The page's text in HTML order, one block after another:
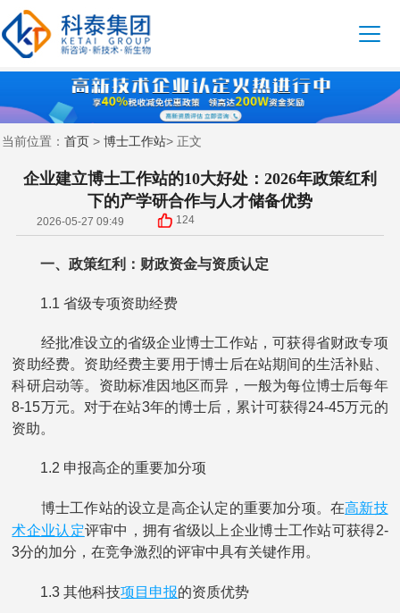
当前位置： 首页 > 博士工作站> 正文
企业建立博士工作站的10大好处：2026年政策红利
下的产学研合作与人才储备优势
2026-05-27 09:49 124
一、政策红利：财政资金与资质认定
1.1 省级专项资助经费
经批准设立的省级企业博士工作站，可获得省财政专项
资助经费。资助经费主要用于博士后在站期间的生活补贴、
科研启动等。资助标准因地区而异，一般为每位博士后每年
8-15万元。对于在站3年的博士后，累计可获得24-45万元的
资助。
1.2 申报高企的重要加分项
博士工作站的设立是高企认定的重要加分项。在高新技
术企业认定评审中，拥有省级以上企业博士工作站可获得2-
3分的加分，在竞争激烈的评审中具有关键作用。
1.3 其他科技项目申报的资质优势